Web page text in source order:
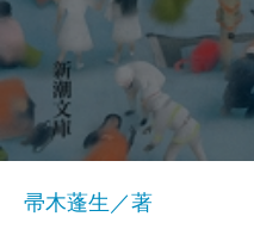
帚木蓬生／著